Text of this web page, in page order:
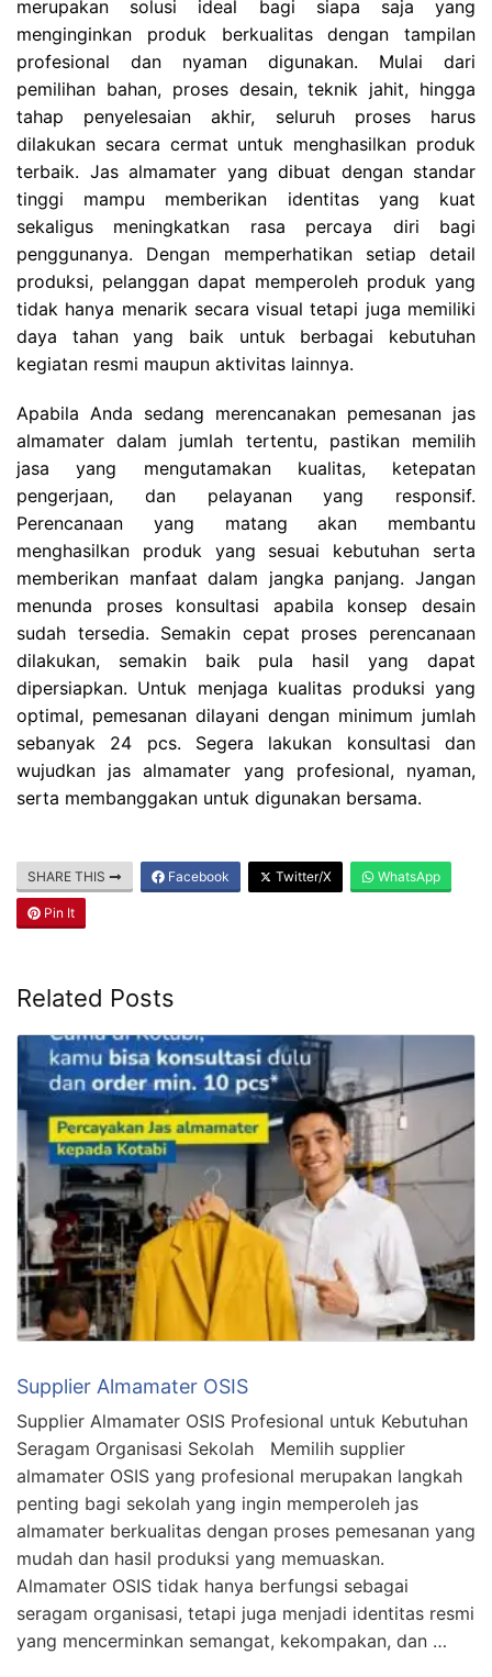
merupakan solusi ideal bagi siapa saja yang
menginginkan produk berkualitas dengan tampilan
profesional dan nyaman digunakan. Mulai dari
pemilihan bahan, proses desain, teknik jahit, hingga
tahap penyelesaian akhir, seluruh proses harus
dilakukan secara cermat untuk menghasilkan produk
terbaik. Jas almamater yang dibuat dengan standar
tinggi mampu memberikan identitas yang kuat
sekaligus meningkatkan rasa percaya diri bagi
penggunanya. Dengan memperhatikan setiap detail
produksi, pelanggan dapat memperoleh produk yang
tidak hanya menarik secara visual tetapi juga memiliki
daya tahan yang baik untuk berbagai kebutuhan
kegiatan resmi maupun aktivitas lainnya.
Apabila Anda sedang merencanakan pemesanan jas
almamater dalam jumlah tertentu, pastikan memilih
jasa yang mengutamakan kualitas, ketepatan
pengerjaan, dan pelayanan yang responsif.
Perencanaan yang matang akan membantu
menghasilkan produk yang sesuai kebutuhan serta
memberikan manfaat dalam jangka panjang. Jangan
menunda proses konsultasi apabila konsep desain
sudah tersedia. Semakin cepat proses perencanaan
dilakukan, semakin baik pula hasil yang dapat
dipersiapkan. Untuk menjaga kualitas produksi yang
optimal, pemesanan dilayani dengan minimum jumlah
sebanyak 24 pcs. Segera lakukan konsultasi dan
wujudkan jas almamater yang profesional, nyaman,
serta membanggakan untuk digunakan bersama.
SHARE THIS Facebook Twitter/X WhatsApp
Pin It
Related Posts
Supplier Almamater OSIS
Supplier Almamater OSIS Profesional untuk Kebutuhan
Seragam Organisasi Sekolah Memilih supplier
almamater OSIS yang profesional merupakan langkah
penting bagi sekolah yang ingin memperoleh jas
almamater berkualitas dengan proses pemesanan yang
mudah dan hasil produksi yang memuaskan.
Almamater OSIS tidak hanya berfungsi sebagai
seragam organisasi, tetapi juga menjadi identitas resmi
yang mencerminkan semangat, kekompakan, dan …